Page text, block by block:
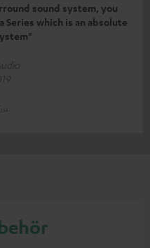
sound system, you
Series which is an absolute